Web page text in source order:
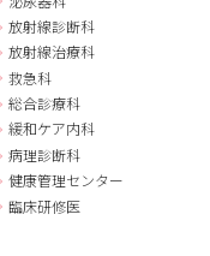
放射線診断科
放射線治療科
救急科
総合診療科
緩和ケア内科
病理診断科
健康管理センター
臨床研修医